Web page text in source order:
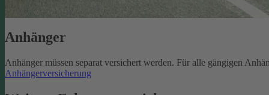
Anhänger
Anhänger müssen separat versichert werden. Für alle gängigen
Anhängerversicherung